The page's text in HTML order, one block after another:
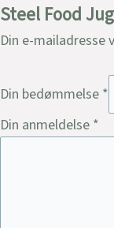
Steel Food
Din e-mailadresse
Din bedømmelse *
Din anmeldelse *